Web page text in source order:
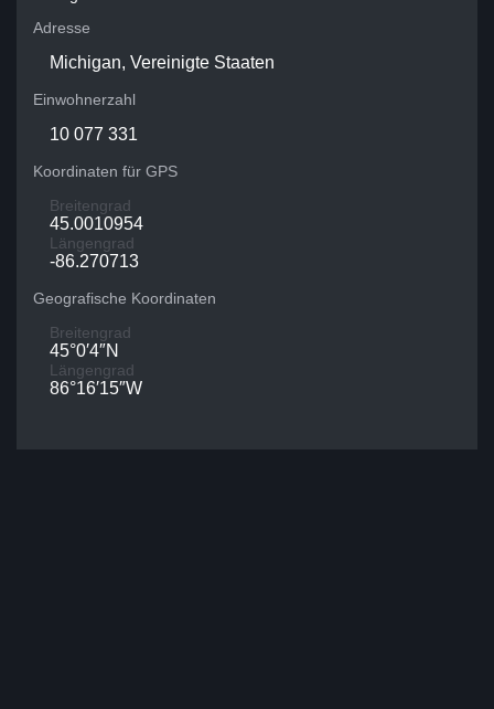
Adresse
Michigan, Vereinigte Staaten
Einwohnerzahl
10 077 331
Koordinaten für GPS
Breitengrad
45.0010954
Längengrad
-86.270713
Geografische Koordinaten
Breitengrad
45°0′4″N
Längengrad
86°16′15″W